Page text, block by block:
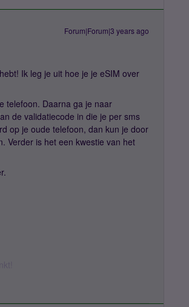
Forum|Forum|3 years ago
Ik leg je uit hoe je je eSIM over
telefoon. Daarna ga je naar
de validatiecode in die je per sms
op je oude telefoon, dan kun je door
Verder is het een kwestie van het